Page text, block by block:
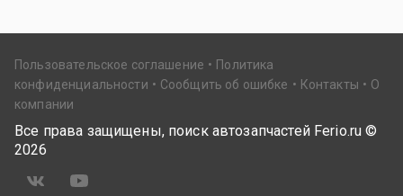
Пользовательское соглашение
Политика
конфиденциальности
Сообщить об ошибке Контакты
О
компании
Все права защищены, поиск автозапчастей Ferio.ru ©
2026